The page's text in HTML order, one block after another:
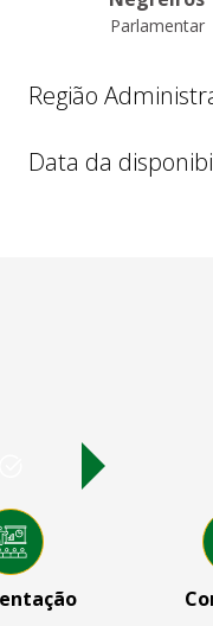
Parlamentar
Região
Data da